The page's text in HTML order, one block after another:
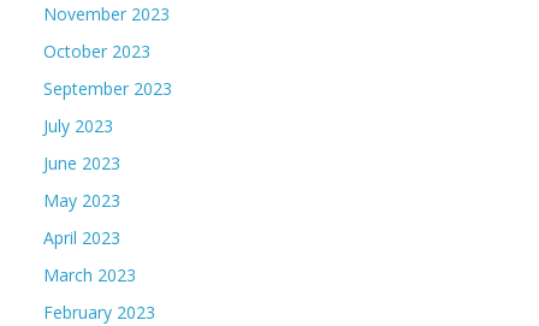
November 2023
October 2023
September 2023
July 2023
June 2023
May 2023
April 2023
March 2023
February 2023